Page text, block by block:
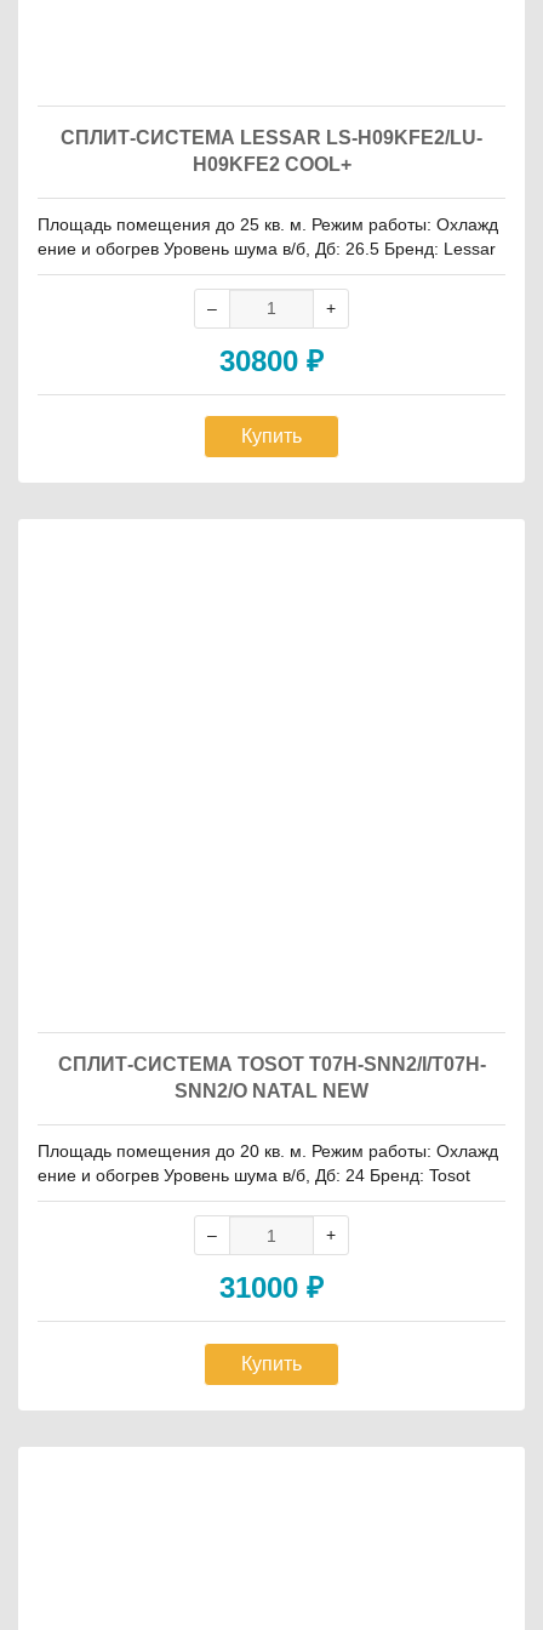
СПЛИТ-СИСТЕМА LESSAR LS-H09KFE2/LU-
H09KFE2 COOL+
Площадь помещения до 25 кв. м. Режим работы: Охлажд
ение и обогрев Уровень шума в/б, Дб: 26.5 Бренд: Lessar
30800 ₽
Купить
СПЛИТ-СИСТЕМА TOSOT T07H-SNN2/I/T07H-
SNN2/O NATAL NEW
Площадь помещения до 20 кв. м. Режим работы: Охлажд
ение и обогрев Уровень шума в/б, Дб: 24 Бренд: Tosot
31000 ₽
Купить